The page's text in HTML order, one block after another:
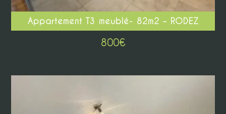
Appartement T3 meublé- 82m2 – RODEZ
800€